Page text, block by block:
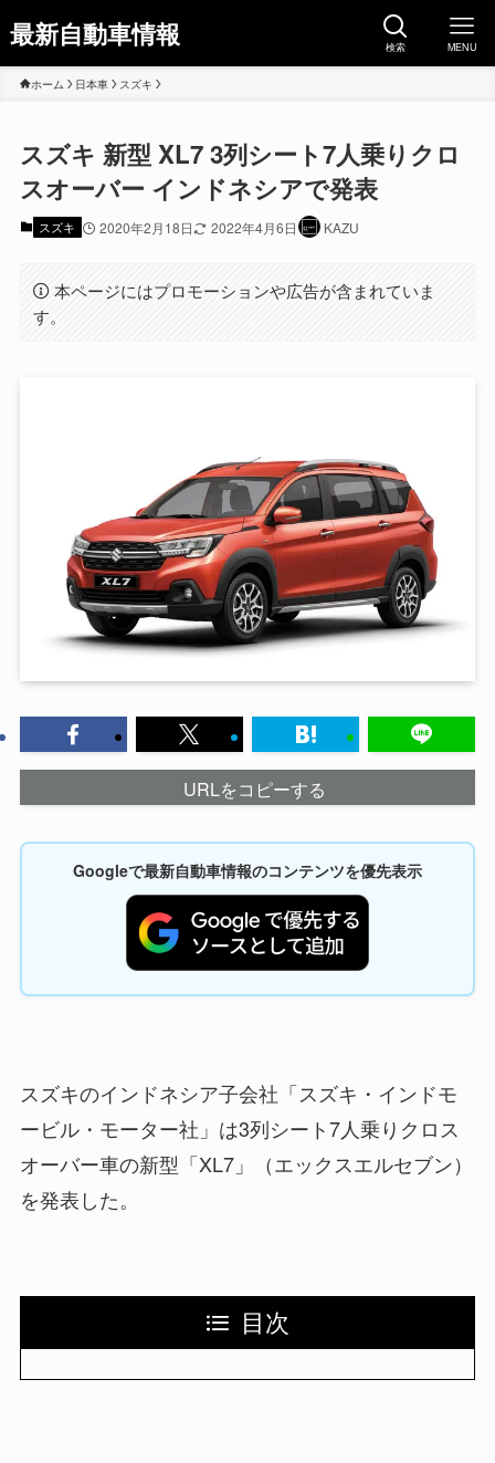
最新自動車情報 検索 MENU
ホーム 日本車 スズキ
スズキ 新型 XL7 3列シート7人乗りクロ
スオーバー インドネシアで発表
スズキ 2020年2月18日 2022年4月6日 KAZU
本ページにはプロモーションや広告が含まれていま
す。
URLをコピーする
Googleで最新自動車情報のコンテンツを優先表示
スズキのインドネシア子会社「スズキ・インドモ
ービル・モーター社」は3列シート7人乗りクロス
オーバー車の新型「XL7」（エックスエルセブン）
を発表した。
目次